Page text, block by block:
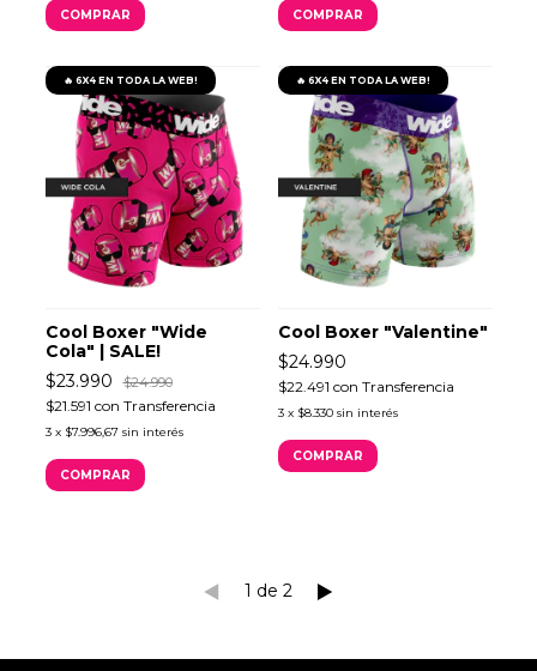
COMPRAR COMPRAR
🔥 6X4 EN TODA LA WEB!
Cool Boxer "Wide
Cola" | SALE!
$23.990
$24.990
$21.591 con Transferencia
3 x $7.996,67 sin interés
COMPRAR
🔥 6X4 EN TODA LA WEB!
Cool Boxer "Valentine"
$24.990
$22.491 con Transferencia
3 x $8.330 sin interés
COMPRAR
1 de 2